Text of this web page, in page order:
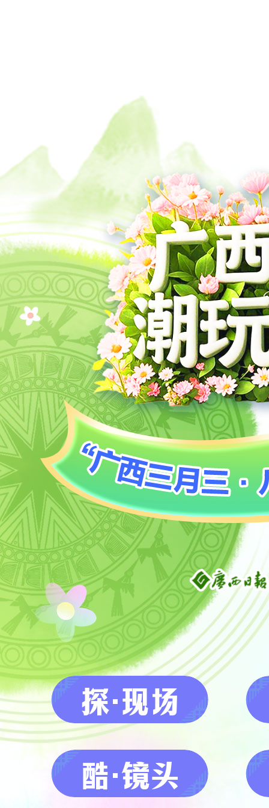
探·现场
酷·镜头